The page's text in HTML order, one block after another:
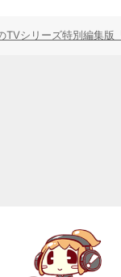
TVシリーズ特別編集